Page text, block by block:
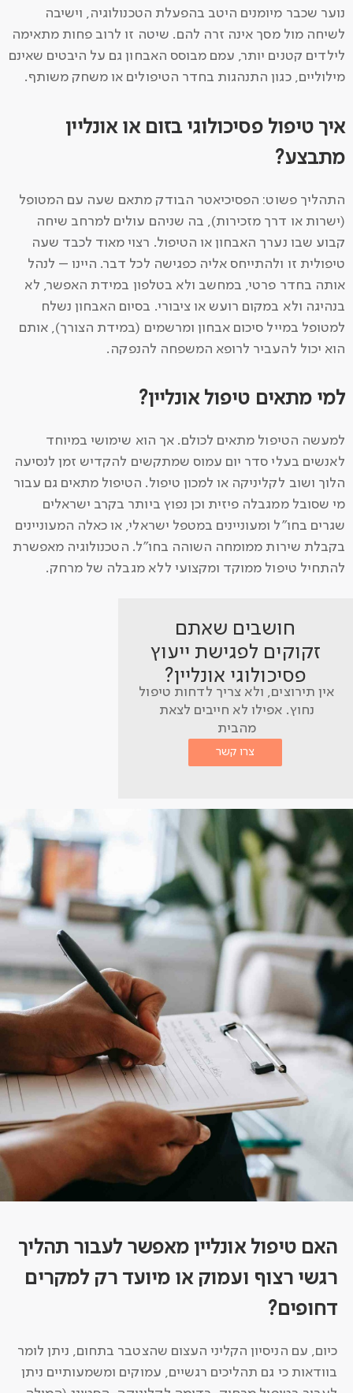
נוער שכבר מיומנים היטב בהפעלת הטכנולוגיה, וישיבה
לשיחה מול מסך אינה זרה להם. שיטה זו לרוב פחות מתאימה
לילדים קטנים יותר, עמם מבוסס האבחון גם על היבטים שאינם
מילוליים, כגון התנהגות בחדר הטיפולים או משחק משותף.
איך טיפול פסיכולוגי בזום או אונליין
מתבצע?
התהליך פשוט: הפסיכיאטר הבודק מתאם שעה עם המטופל
(ישרות או דרך מזכירות), בה שניהם עולים למרחב שיחה
קבוע שבו נערך האבחון או הטיפול. רצוי מאוד לכבד שעה
טיפולית זו ולהתייחס אליה כפגישה לכל דבר. היינו – לנהל
אותה בחדר פרטי, במחשב ולא בטלפון במידת האפשר, לא
בנהיגה ולא במקום רועש או ציבורי. בסיום האבחון נשלח
למטופל במייל סיכום אבחון ומרשמים (במידת הצורך), אותם
הוא יכול להעביר לרופא המשפחה להנפקה.
למי מתאים טיפול אונליין?
למעשה הטיפול מתאים לכולם. אך הוא שימושי במיוחד
לאנשים בעלי סדר יום עמוס שמתקשים להקדיש זמן לנסיעה
הלוך ושוב לקליניקה או למכון טיפול. הטיפול מתאים גם עבור
מי שסובל ממגבלה פיזית וכן נפוץ ביותר בקרב ישראלים
שגרים בחו"ל ומעוניינים במטפל ישראלי, או כאלה המעוניינים
בקבלת שירות ממומחה השוהה בחו"ל. הטכנולוגיה מאפשרת
להתחיל טיפול ממוקד ומקצועי ללא מגבלה של מרחק.
חושבים שאתם
זקוקים לפגישת ייעוץ
פסיכולוגי אונליין?
אין תירוצים, ולא צריך לדחות טיפול
נחוץ. אפילו לא חייבים לצאת
מהבית
צרו קשר
האם טיפול אונליין מאפשר לעבור תהליך
רגשי רצוף ועמוק או מיועד רק למקרים
דחופים?
כיום, עם הניסיון הקליני העצום שהצטבר בתחום, ניתן לומר
בוודאות כי גם תהליכים רגשיים, עמוקים ומשמעותיים ניתן